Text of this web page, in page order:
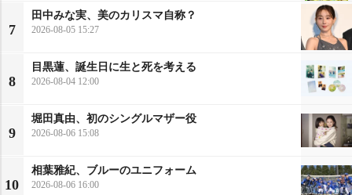
7
田中みな実、美のカリスマ自称？
2026-08-05 15:27
8
目黒蓮、誕生日に生と死を考える
2026-08-04 12:00
9
堀田真由、初のシングルマザー役
2026-08-06 15:08
10
相葉雅紀、ブルーのユニフォーム
2026-08-06 16:00